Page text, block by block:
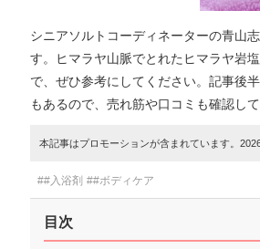
シニアソルトコーディネーターの青山
す。ヒマラヤ山脈でとれたヒマラヤ岩
で、ぜひ参考にしてください。記事後
もあるので、売れ筋や口コミも確認して
本記事はプロモーションが含まれています。
##入浴剤 ##ボディケア
目次